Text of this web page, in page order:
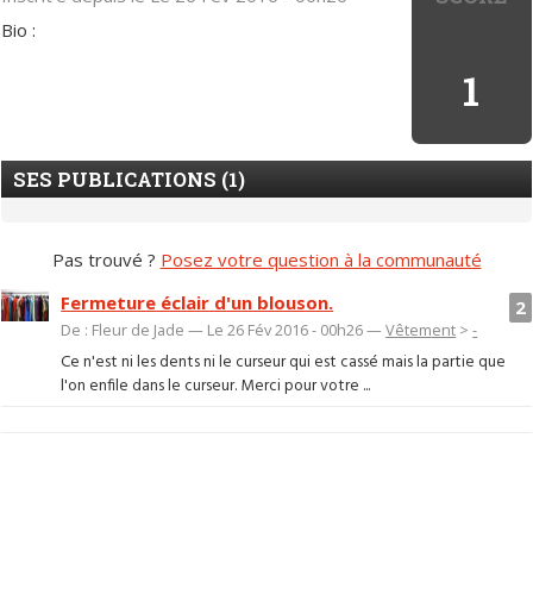
1
Bio :
SES PUBLICATIONS (1)
Pas trouvé ? Posez votre question à la communauté
2
Fermeture éclair d'un blouson.
De : Fleur de Jade — Le 26 Fév 2016 - 00h26 —Vêtement >-
Ce n'est ni les dents ni le curseur qui est cassé mais la partie que
l'on enfile dans le curseur. Merci pour votre ...